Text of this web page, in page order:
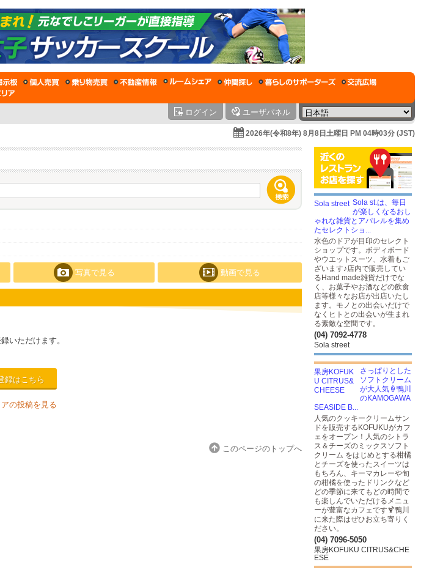
ログイン ユーザパネル
2026年(令和8年) 8月8日土曜日 PM 04時03分 (JST)
写真で見る 動画で見る
いただけます。
録はこちら
の投稿を見る
このページのトップへ
Sola st.は、毎日
が楽しくなるおし
ゃれな雑貨とアパレルを集め
たセレクトショ...
水色のドアが目印のセレクト
ショップです。ボディボード
やウエットスーツ、水着もご
ざいます♪店内で販売してい
るHand made雑貨だけでな
く、お菓子やお酒などの飲食
店等様々なお店が出店いたし
ます。モノとの出会いだけで
なくヒトとの出会いが生まれ
る素敵な空間です。
(04) 7092-4778
Sola street
さっぱりとした
ソフトクリーム
が大人気🍦鴨川
のKAMOGAWA
SEASIDE B...
人気のクッキークリームサン
ドを販売するKOFUKUがカフ
ェをオープン！人気のシトラ
ス＆チーズのミックスソフト
クリーム をはじめとする柑橘
とチーズを使ったスイーツは
もちろん、キーマカレーや旬
の柑橘を使ったドリンクなど
どの季節に来てもどの時間で
も楽しんでいただけるメニュ
ーが豊富なカフェです🍹鴨川
に来た際はぜひお立ち寄りく
ださい。
(04) 7096-5050
果房KOFUKU CITRUS&CHE
ESE